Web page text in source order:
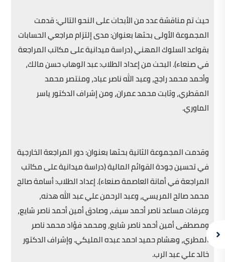
حيث تم مناقشة عدد من الأبحاث على النحو التالي: قدمت
المجموعة الأولى بحثها بعنوان: مدى إلتزام مراجعي الحسابات
بقواعد السلوك المهني (دراسة ميدانية على مكاتب المراجعة
في صنعاء). البحث من إعداد الطلاب: عبد الوهاب حسن مالك،
وأحمد محمد راجح، وعبد الله ناصر عباد، ومنتصر محمد
المقطري، وثابت محمد عمران، ومن إشراف الدكتور ياسر
الماوري.
وقدمت المجموعة الثانية بحثها بعنوان: دور المراجعة الخارجية
في تحسين جودة القوائم المالية (دراسة ميدانية على مكاتب
المراجعة في أمانة العاصمة صنعاء). إعداد الطلاب: أسامة صالح
محمد صالح المريسي، وعبد الرحمن علي عبد الله هدنه،
وعرفات مساعد ناصر أحمد سيف، وصادق أمین أحمد ناصر شایع،
ومصطفی أمین أحمد ناصر شایع، ومحمد فؤاد محمد ناصر
المطري، وهشام حميد احمد عبده المليكي. وإشراف الدكتور
خالد علي عبد الرب.